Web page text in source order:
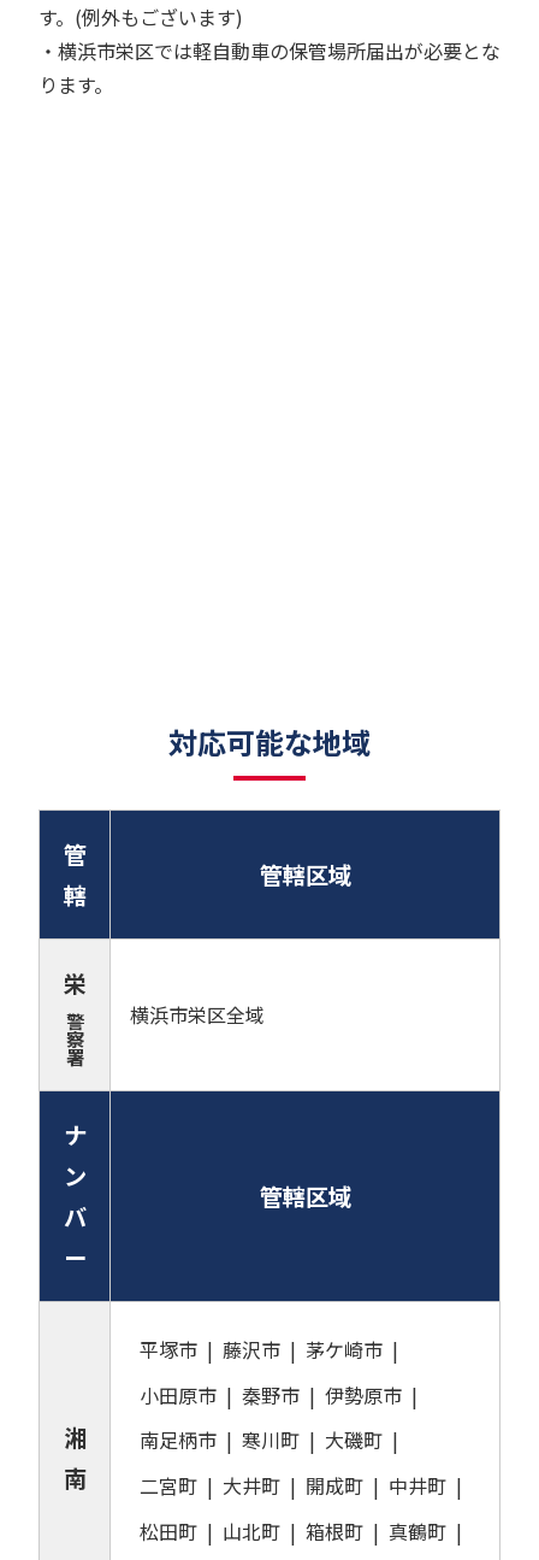
す。(例外もございます)
・横浜市栄区では軽自動車の保管場所届出が必要とな
ります。
対応可能な地域
管
轄
管轄区域
栄
警
察
署
横浜市栄区全域
ナ
ン
バ
ー
管轄区域
湘
南
平塚市 藤沢市
茅ケ崎市
小田原市
秦野市
伊勢原市
南足柄市
寒川町
大磯町
二宮町
大井町 開成町
中井町
松田町
山北町 箱根町
真鶴町